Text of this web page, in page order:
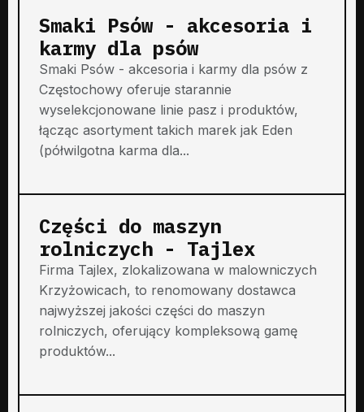
Smaki Psów - akcesoria i
karmy dla psów
Smaki Psów - akcesoria i karmy dla psów z
Częstochowy oferuje starannie
wyselekcjonowane linie pasz i produktów,
łącząc asortyment takich marek jak Eden
(półwilgotna karma dla...
Części do maszyn
rolniczych - Tajlex
Firma Tajlex, zlokalizowana w malowniczych
Krzyżowicach, to renomowany dostawca
najwyższej jakości części do maszyn
rolniczych, oferujący kompleksową gamę
produktów...